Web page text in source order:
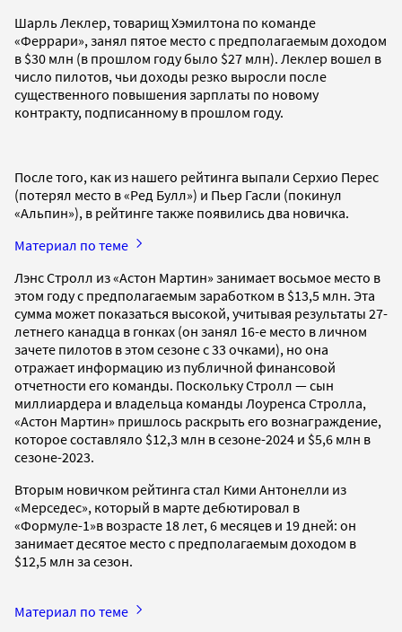
Шарль Леклер, товарищ Хэмилтона по команде
«Феррари», занял пятое место с предполагаемым доходом
в $30 млн (в прошлом году было $27 млн). Леклер вошел в
число пилотов, чьи доходы резко выросли после
существенного повышения зарплаты по новому
контракту, подписанному в прошлом году.
После того, как из нашего рейтинга выпали Серхио Перес
(потерял место в «Ред Булл») и Пьер Гасли (покинул
«Альпин»), в рейтинге также появились два новичка.
Материал по теме
Лэнс Стролл из «Астон Мартин» занимает восьмое место в
этом году с предполагаемым заработком в $13,5 млн. Эта
сумма может показаться высокой, учитывая результаты 27-
летнего канадца в гонках (он занял 16-е место в личном
зачете пилотов в этом сезоне с 33 очками), но она
отражает информацию из публичной финансовой
отчетности его команды. Поскольку Стролл — сын
миллиардера и владельца команды Лоуренса Стролла,
«Астон Мартин» пришлось раскрыть его вознаграждение,
которое составляло $12,3 млн в сезоне-2024 и $5,6 млн в
сезоне-2023.
Вторым новичком рейтинга стал Кими Антонелли из
«Мерседес», который в марте дебютировал в
«Формуле-1»в возрасте 18 лет, 6 месяцев и 19 дней: он
занимает десятое место с предполагаемым доходом в
$12,5 млн за сезон.
Материал по теме